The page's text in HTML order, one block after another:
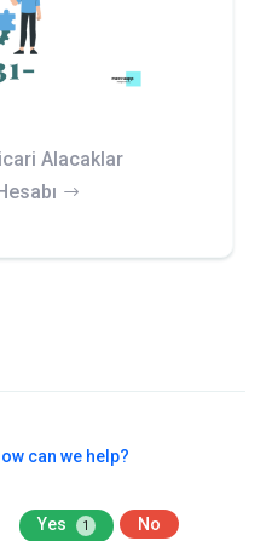
Alacaklar
can we help?
Yes 1 No